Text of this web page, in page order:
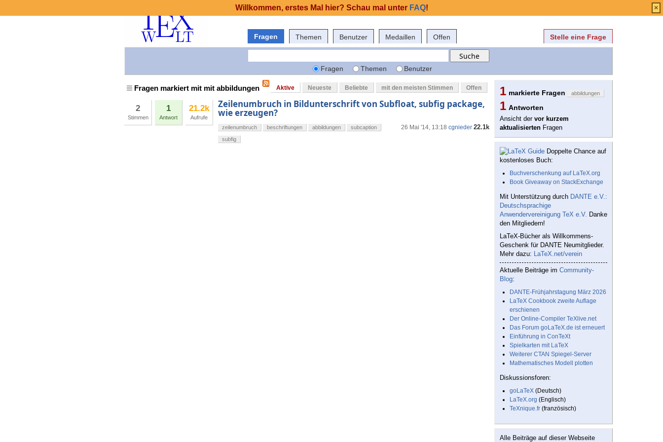
Fragen Themen Benutzer Medaillen Offen Stelle eine Frage
Fragen Themen Benutzer
Fragen markiert mit mit abbildungen Aktive Neueste Beliebte mit den meisten Stimmen Offen
2
Stimmen
1
Antwort
21.2k
Aufrufe
Zeilenumbruch in Bildunterschrift von Subfloat, subfig package,
wie erzeugen?
26 Mai '14, 13:18 cgnieder 22.1k
zeilenumbruch beschriftungen abbildungen
subcaption
subfig
1 markierte Fragen abbildungen
1 Antworten
Ansicht der vor kurzem
aktualisierten Fragen
Doppelte Chance auf
kostenloses Buch:
Buchverschenkung auf LaTeX.org
Book Giveaway on StackExchange
Mit Unterstützung durch DANTE e.V.:
Deutschsprachige
Anwendervereinigung TeX e.V. Danke
den Mitgliedern!
LaTeX-Bücher als Willkommens-
Geschenk für DANTE Neumitglieder.
Mehr dazu: LaTeX.net/verein
Aktuelle Beiträge im Community-
Blog:
DANTE-Frühjahrstagung März 2026
LaTeX Cookbook zweite Auflage
erschienen
Der Online-Compiler TeXlive.net
Das Forum goLaTeX.de ist erneuert
Einführung in ConTeXt
Spielkarten mit LaTeX
Weiterer CTAN Spiegel-Server
Mathematisches Modell plotten
Diskussionsforen:
goLaTeX (Deutsch)
LaTeX.org (Englisch)
TeXnique.fr (französisch)
Alle Beiträge auf dieser Webseite
Willkommen, erstes Mal hier? Schau mal unter FAQ! ×